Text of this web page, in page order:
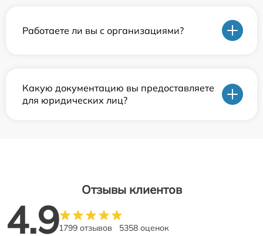
Работаете ли вы с организациями?
Какую документацию вы предоставляете
для юридических лиц?
Отзывы клиентов
4.91799 отзывов 5358 оценок